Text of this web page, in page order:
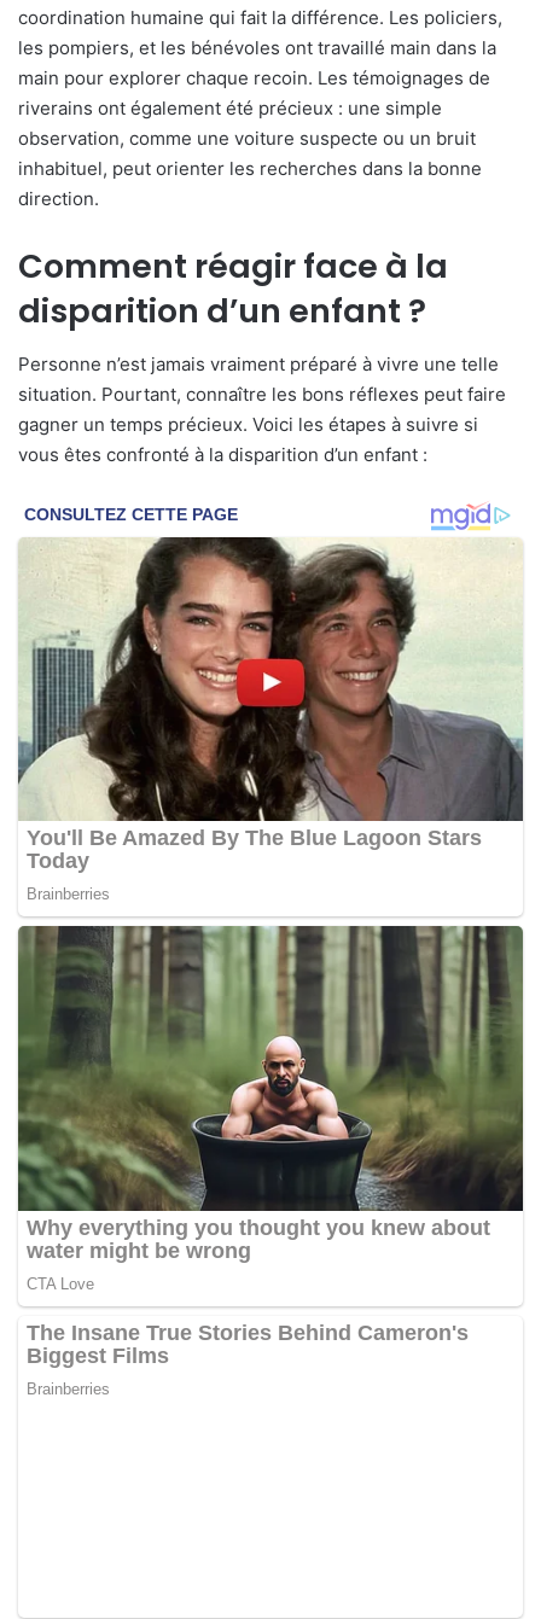
coordination humaine qui fait la différence. Les policiers,
les pompiers, et les bénévoles ont travaillé main dans la
main pour explorer chaque recoin. Les témoignages de
riverains ont également été précieux : une simple
observation, comme une voiture suspecte ou un bruit
inhabituel, peut orienter les recherches dans la bonne
direction.
Comment réagir face à la
disparition d’un enfant ?
Personne n’est jamais vraiment préparé à vivre une telle
situation. Pourtant, connaître les bons réflexes peut faire
gagner un temps précieux. Voici les étapes à suivre si
vous êtes confronté à la disparition d’un enfant :